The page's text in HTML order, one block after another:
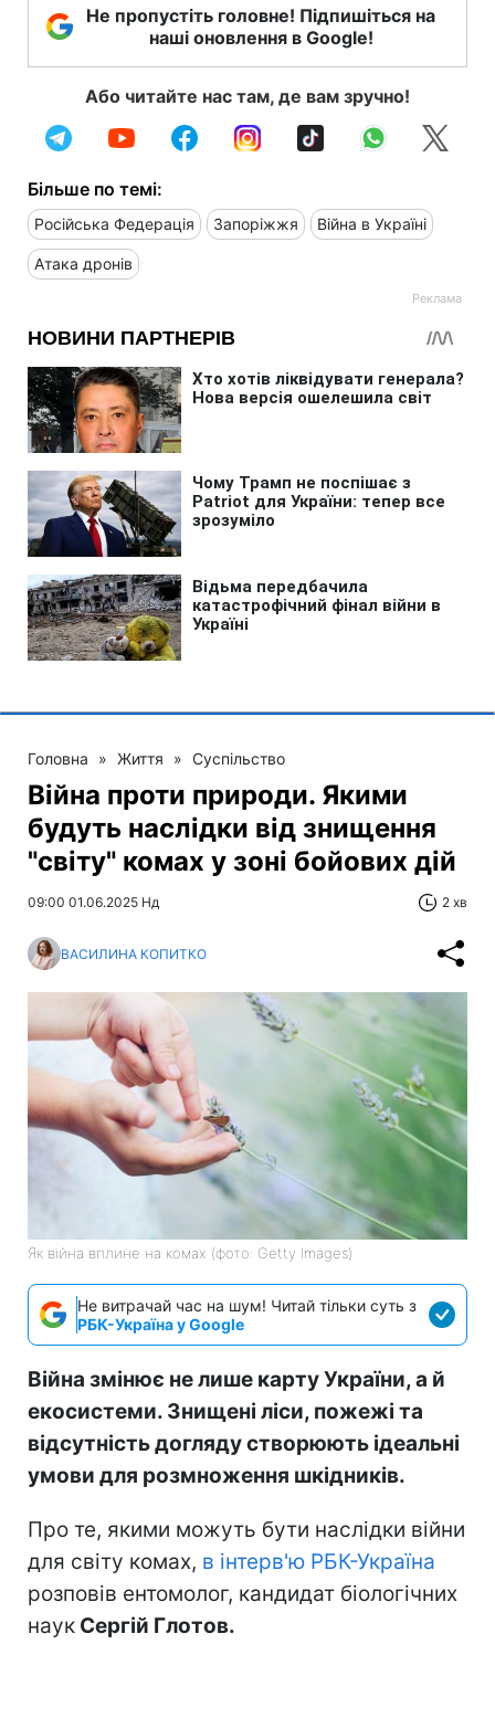
Не пропустіть головне! Підпишіться на
наші оновлення в Google!
Або читайте нас там, де вам зручно!
Більше по темі:
Російська Федерація Запоріжжя Війна в Україні
Атака дронів
Головна » Життя » Суспільство
Війна проти природи. Якими
будуть наслідки від знищення
"світу" комах у зоні бойових дій
09:00 01.06.2025 Нд 2 хв
ВАСИЛИНА КОПИТКО
Як війна вплине на комах (фото: Getty Images)
Не витрачай час на шум! Читай тільки суть з
РБК-Україна у Google
Війна змінює не лише карту України, а й
екосистеми. Знищені ліси, пожежі та
відсутність догляду створюють ідеальні
умови для розмноження шкідників.
Про те, якими можуть бути наслідки війни
для світу комах, в інтерв'ю РБК-Україна
розповів ентомолог, кандидат біологічних
наук Сергій Глотов.